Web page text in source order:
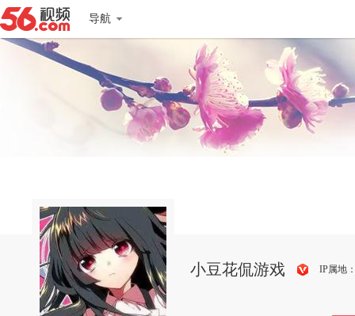
导航
小豆花侃游戏 IP属地